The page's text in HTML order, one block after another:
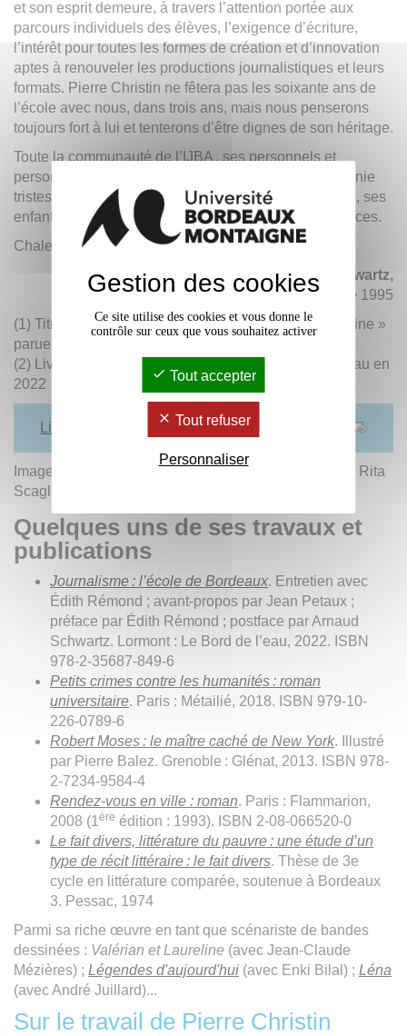
et son esprit demeure, à travers l’attention portée aux
parcours individuels des élèves, l’exigence d’écriture,
l’intérêt pour toutes les formes de création et d’innovation
aptes à renouveler les productions journalistiques et leurs
formats. Pierre Christin ne fêtera pas les soixante ans de
l’école avec nous, dans trois ans, mais nous penserons
toujours fort à lui et tenterons d’être dignes de son héritage.
Toute la communauté de l’ IJBA , ses personnels et
personnels retraités, élèves et diplômés, partage l’infinie
tristesse de Florence, son épouse, d’Olivier et Angèle, ses
enfants, et leur présente ses plus sincères condoléances.
Chaleureuses pensées, sur quelques notes de jazz.
Arnaud Schwartz,
directeur de l’IJBA, diplômé 1995
(1) Titre du tome 2 de la série BD « Valérian et Laureline »
parue aux éditions Dargaud
(2) Livre d’entretiens paru aux éditions Le Bord de l’eau en
2022
Lire l'hommage complet sur le site web de l'IJBA
Image d'illustration : Pierre Christin, photographié par Rita
Scaglia pour Dargaud
Quelques uns de ses travaux et
publications
Journalisme : l’école de Bordeaux. Entretien avec
Édith Rémond ; avant-propos par Jean Petaux ;
préface par Édith Rémond ; postface par Arnaud
Schwartz. Lormont : Le Bord de l’eau, 2022. ISBN
978-2-35687-849-6
Petits crimes contre les humanités : roman
universitaire. Paris : Métailié, 2018. ISBN 979-10-
226-0789-6
Robert Moses : le maître caché de New York. Illustré
par Pierre Balez. Grenoble : Glénat, 2013. ISBN 978-
2-7234-9584-4
Rendez-vous en ville : roman. Paris : Flammarion,
2008 (1 ère édition : 1993). ISBN 2-08-066520-0
Le fait divers, littérature du pauvre : une étude d’un
type de récit littéraire : le fait divers. Thèse de 3e
cycle en littérature comparée, soutenue à Bordeaux
3. Pessac, 1974
Parmi sa riche œuvre en tant que scénariste de bandes
dessinées : Valérian et Laureline (avec Jean-Claude
Mézières) ; Légendes d'aujourd'hui (avec Enki Bilal) ; Léna
(avec André Juillard)...
Sur le travail de Pierre Christin
Gestion des cookies
Ce site utilise des cookies et vous donne le
contrôle sur ceux que vous souhaitez activer
Tout accepter
Tout refuser
Personnaliser